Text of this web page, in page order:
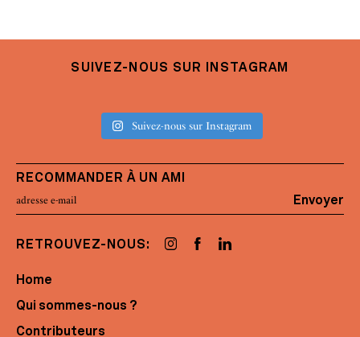
SUIVEZ-NOUS SUR INSTAGRAM
Suivez-nous sur Instagram
RECOMMANDER À UN AMI
Envoyer
RETROUVEZ-NOUS:
Home
Qui sommes-nous ?
Contributeurs